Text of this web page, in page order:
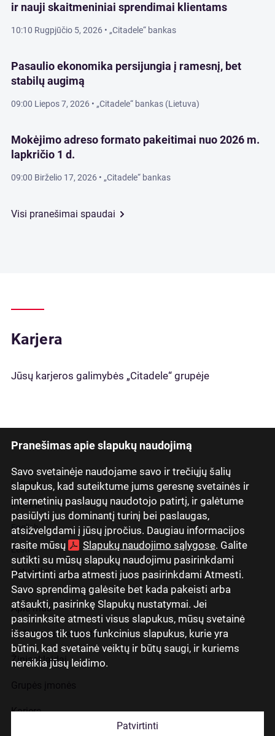
Pranešimas apie slapukų naudojimą
Savo svetainėje naudojame savo ir trečiųjų šalių
slapukus, kad suteiktume jums geresnę svetainės ir
internetinių paslaugų naudotojo patirtį, ir galėtume
pasiūlyti jus dominantį turinį bei paslaugas,
atsižvelgdami į jūsų įpročius. Daugiau informacijos
rasite mūsų
Slapukų naudojimo sąlygose. Galite
sutikti su mūsų slapukų naudojimu pasirinkdami
Patvirtinti arba atmesti juos pasirinkdami Atmesti.
Savo sprendimą galėsite bet kada pakeisti arba
atšaukti, pasirinkę Slapukų nustatymai. Jei
pasirinksite atmesti visus slapukus, mūsų svetainė
išsaugos tik tuos funkcinius slapukus, kurie yra
būtini, kad svetainė veiktų ir būtų saugi, ir kuriems
nereikia jūsų leidimo.
Patvirtinti
ir nauji skaitmeniniai sprendimai klientams
10:10 Rugpjūčio 5, 2026 • „Citadele“ bankas
Pasaulio ekonomika persijungia į ramesnį, bet
stabilų augimą
09:00 Liepos 7, 2026 • „Citadele“ bankas (Lietuva)
Mokėjimo adreso formato pakeitimai nuo 2026 m.
lapkričio 1 d.
09:00 Birželio 17, 2026 • „Citadele“ bankas
Visi pranešimai spaudai
Karjera
Jūsų karjeros galimybės „Citadele“ grupėje
Latviski
Русский
English
Eesti
Lietuviškai
Apie mus
Ryšiai su investuotojais
Žiniasklaidai
Karjera